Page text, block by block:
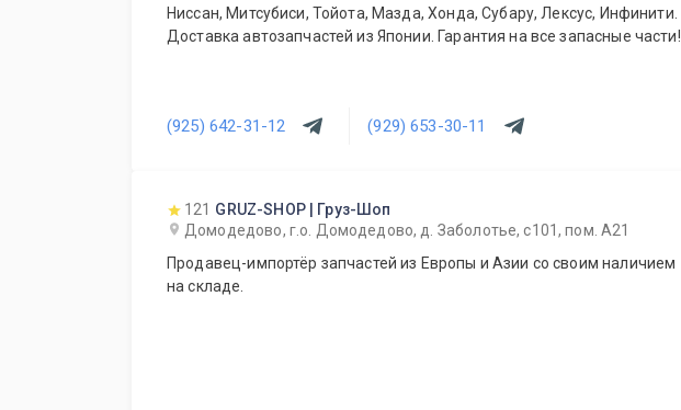
Ниссан, Митсубиси, Тойота, Мазда, Хонда, Субару, Лексус, Инфинити.
Доставка автозапчастей из Японии. Гарантия на все запасные части!
(925) 642-31-12 (929) 653-30-11
121 GRUZ-SHOP | Груз-Шоп
Домодедово, г.о. Домодедово, д. Заболотье, с101, пом. А21
Продавец-импортёр запчастей из Европы и Азии со своим наличием
на складе.